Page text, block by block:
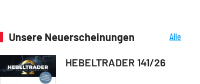
Unsere Neuerscheinungen
Alle
HEBELTRADER 141/26